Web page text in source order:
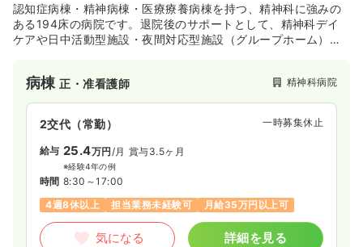
認知症病棟・精神病棟・医療療養病棟を持つ、精神科に強みの
ある194床の病院です。退院後のサポートとして、精神科デイ
ケアや日中活動型施設・夜間対応型施設（グループホーム）を
病棟正・准看護師 精神科病院
2交代（常勤） 一時募集休止
給与 25.4万円 /月 賞与3.5ヶ月
※経験4年の例
時間 8:30～17:00
4週8休以上
担当業務未経験可 月給35万円以上可
気になる 詳細を見る